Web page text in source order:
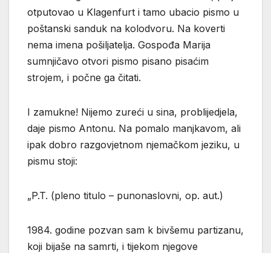
otputovao u Klagenfurt i tamo ubacio pismo u
poštanski sanduk na kolodvoru. Na koverti
nema imena pošiljatelja. Gospođa Marija
sumnjičavo otvori pismo pisano pisaćim
strojem, i počne ga čitati.
I zamukne! Nijemo zureći u sina, problijedjela,
daje pismo Antonu. Na pomalo manjkavom, ali
ipak dobro razgovjetnom njemačkom jeziku, u
pismu stoji:
„P.T. (pleno titulo – punonaslovni, op. aut.)
1984. godine pozvan sam k bivšemu partizanu,
koji bijaše na samrti, i tijekom njegove